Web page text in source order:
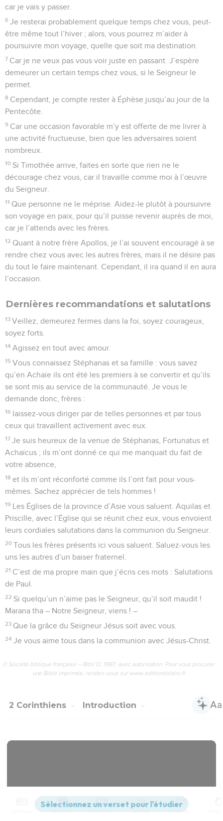
car je vais y passer.
6 Je resterai probablement quelque temps chez vous, peut-
être même tout l’hiver ; alors, vous pourrez m’aider à
poursuivre mon voyage, quelle que soit ma destination.
7 Car je ne veux pas vous voir juste en passant. J’espère
demeurer un certain temps chez vous, si le Seigneur le
permet.
8 Cependant, je compte rester à Éphèse jusqu’au jour de la
Pentecôte.
9 Car une occasion favorable m’y est offerte de me livrer à
une activité fructueuse, bien que les adversaires soient
nombreux.
10 Si Timothée arrive, faites en sorte que rien ne le
décourage chez vous, car il travaille comme moi à l’œuvre
du Seigneur.
11 Que personne ne le méprise. Aidez-le plutôt à poursuivre
son voyage en paix, pour qu’il puisse revenir auprès de moi,
car je l’attends avec les frères.
12 Quant à notre frère Apollos, je l’ai souvent encouragé à se
rendre chez vous avec les autres frères, mais il ne désire pas
du tout le faire maintenant. Cependant, il ira quand il en aura
l’occasion.
Dernières recommandations et salutations
13 Veillez, demeurez fermes dans la foi, soyez courageux,
soyez forts.
14 Agissez en tout avec amour.
15 Vous connaissez Stéphanas et sa famille : vous savez
qu’en Achaïe ils ont été les premiers à se convertir et qu’ils
se sont mis au service de la communauté. Je vous le
demande donc, frères :
16 laissez-vous diriger par de telles personnes et par tous
ceux qui travaillent activement avec eux.
17 Je suis heureux de la venue de Stéphanas, Fortunatus et
Achaïcus ; ils m’ont donné ce qui me manquait du fait de
votre absence,
18 et ils m’ont réconforté comme ils l’ont fait pour vous-
mêmes. Sachez apprécier de tels hommes !
19 Les Églises de la province d’Asie vous saluent. Aquilas et
Priscille, avec l’Église qui se réunit chez eux, vous envoient
leurs cordiales salutations dans la communion du Seigneur.
20 Tous les frères présents ici vous saluent. Saluez-vous les
uns les autres d’un baiser fraternel.
21 C’est de ma propre main que j’écris ces mots : Salutations
de Paul.
22 Si quelqu’un n’aime pas le Seigneur, qu’il soit maudit !
Marana tha – Notre Seigneur, viens ! –
23 Que la grâce du Seigneur Jésus soit avec vous.
24 Je vous aime tous dans la communion avec Jésus-Christ.
© Société biblique française – Bibli’O, 1997, avec autorisation. Pour vous procurer
une Bible imprimée, rendez-vous sur www.editionsbiblio.fr
2 Corinthiens Introduction
Versions Commentaires Strong